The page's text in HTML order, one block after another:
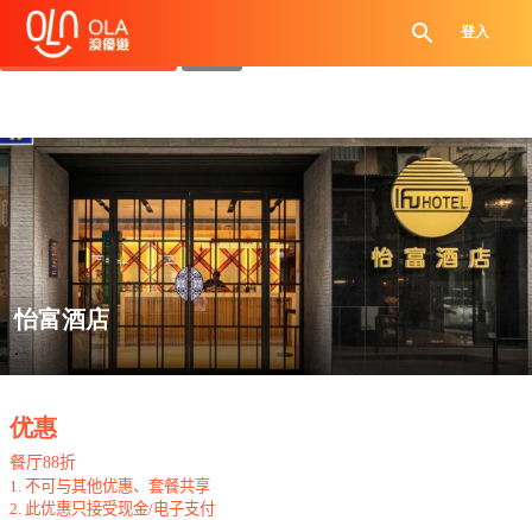
登入
领取每日优惠券
查看`我的优惠记录`
怡富酒店
.
优惠
餐厅88折
1. 不可与其他优惠、套餐共享
2. 此优惠只接受现金/电子支付